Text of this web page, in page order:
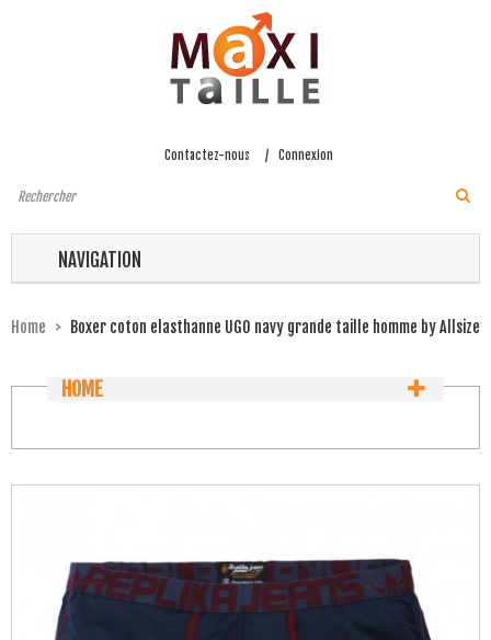
Contactez-nous / Connexion
NAVIGATION
Home > Boxer coton elasthanne UGO navy grande taille homme by Allsize
HOME